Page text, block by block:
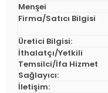
Menşei
Firma/Satıcı Bilgisi
Üretici Bilgisi:
İthalatçı/Yetkili
Temsilci/İfa Hizmet
Sağlayıcı:
İletişim: